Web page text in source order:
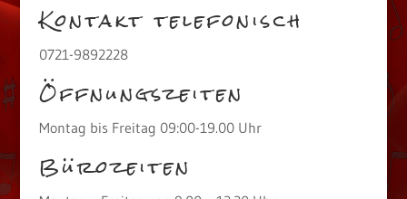
Kontakt telefonisch
0721-9892228
Öffnungszeiten
Montag bis Freitag 09:00-19.00 Uhr
Bürozeiten